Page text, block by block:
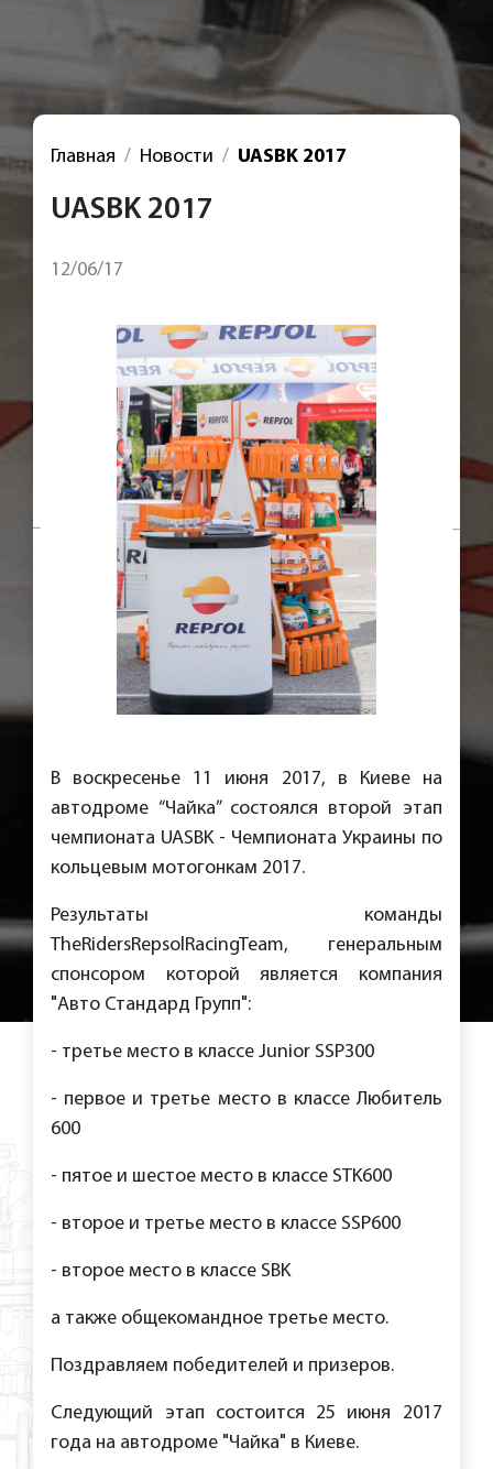
Главная Новости UASBK 2017
UASBK 2017
12/06/17
В воскресенье 11 июня 2017, в Киеве на
автодроме “Чайка” состоялся второй этап
чемпионата UASBK - Чемпионата Украины по
кольцевым мотогонкам 2017.
Результаты команды
TheRidersRepsolRacingTeam, генеральным
спонсором которой является компания
"Авто Стандард Групп":
- третье место в классе Junior SSP300
- первое и третье место в классе Любитель
600
- пятое и шестое место в классе STK600
- второе и третье место в классе SSP600
- второе место в классе SBK
а также общекомандное третье место.
Поздравляем победителей и призеров.
Следующий этап состоится 25 июня 2017
года на автодроме "Чайка" в Киеве.